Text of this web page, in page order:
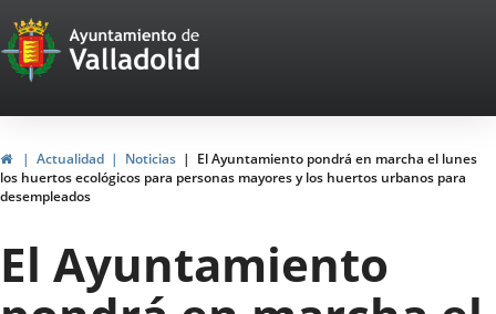
Portal
Web
del
Ayuntamiento
de
Valladolid
HomeActualidad Noticias
El Ayuntamiento pondrá en marcha el lunes
los huertos ecológicos para personas mayores y los huertos urbanos para
desempleados
El Ayuntamiento